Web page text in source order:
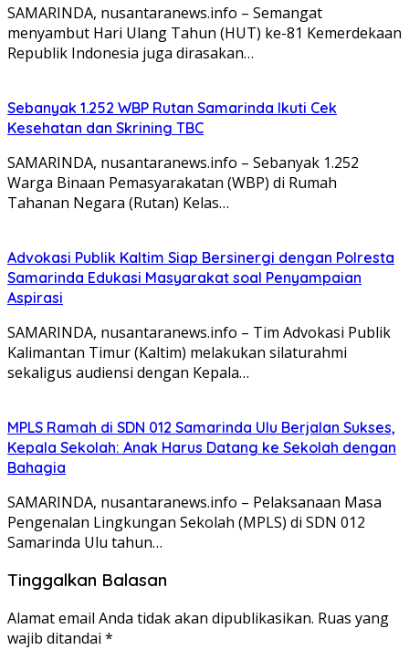
SAMARINDA, nusantaranews.info – Semangat
menyambut Hari Ulang Tahun (HUT) ke-81 Kemerdekaan
Republik Indonesia juga dirasakan…
Sebanyak 1.252 WBP Rutan Samarinda Ikuti Cek
Kesehatan dan Skrining TBC
SAMARINDA, nusantaranews.info – Sebanyak 1.252
Warga Binaan Pemasyarakatan (WBP) di Rumah
Tahanan Negara (Rutan) Kelas…
Advokasi Publik Kaltim Siap Bersinergi dengan Polresta
Samarinda Edukasi Masyarakat soal Penyampaian
Aspirasi
SAMARINDA, nusantaranews.info – Tim Advokasi Publik
Kalimantan Timur (Kaltim) melakukan silaturahmi
sekaligus audiensi dengan Kepala…
MPLS Ramah di SDN 012 Samarinda Ulu Berjalan Sukses,
Kepala Sekolah: Anak Harus Datang ke Sekolah dengan
Bahagia
SAMARINDA, nusantaranews.info – Pelaksanaan Masa
Pengenalan Lingkungan Sekolah (MPLS) di SDN 012
Samarinda Ulu tahun…
Tinggalkan Balasan
Alamat email Anda tidak akan dipublikasikan. Ruas yang
wajib ditandai *